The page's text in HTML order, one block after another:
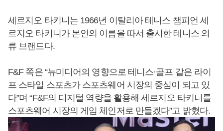
세르지오 타키니는 1966년 이탈리아 테니스 챔피언 세
르지오 타키니가 본인의 이름을 따서 출시한 테니스 의
류 브랜드다.
F&F 쪽은 “뉴미디어의 영향으로 테니스·골프 같은 라이
프 스타일 스포츠가 스포츠웨어 시장의 중심이 되고 있
다”며 “F&F의 디지털 역량을 활용해 세르지오 타키니를
스포츠웨어 시장의 게임 체인저로 만들겠다”고 밝혔다.